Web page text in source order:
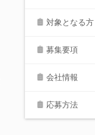
対象となる方
募集要項
会社情報
応募方法